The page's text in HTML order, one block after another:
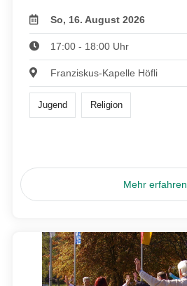
So, 16. August 2026
17:00 - 18:00 Uhr
Franziskus-Kapelle Höfli
Jugend Religion
Mehr erfahren